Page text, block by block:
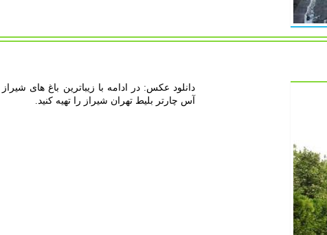
دانلود عکس: در ادامه با زیباترین باغ های
آس چارتر بلیط تهران شیراز را تهیه کنید.